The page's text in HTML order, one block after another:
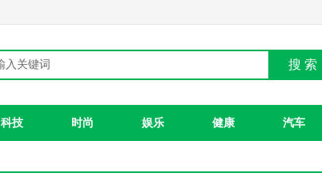
搜 索
科技 时尚 娱乐 健康 汽车